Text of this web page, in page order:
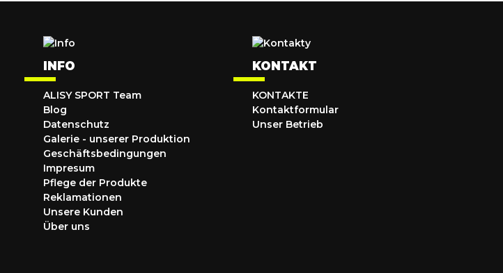
INFO
ALISY SPORT Team
Blog
Datenschutz
Galerie - unserer Produktion
Geschäftsbedingungen
Impresum
Pflege der Produkte
Reklamationen
Unsere Kunden
Über uns
KONTAKT
KONTAKTE
Kontaktformular
Unser Betrieb